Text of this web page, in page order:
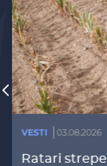
VESTI 03.08.2026
Ratari